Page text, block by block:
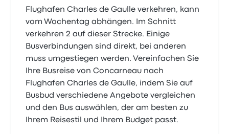
Flughafen Charles de Gaulle verkehren, kann
vom Wochentag abhängen. Im Schnitt
verkehren 2 auf dieser Strecke. Einige
Busverbindungen sind direkt, bei anderen
muss umgestiegen werden. Vereinfachen Sie
Ihre Busreise von Concarneau nach
Flughafen Charles de Gaulle, indem Sie auf
Busbud verschiedene Angebote vergleichen
und den Bus auswählen, der am besten zu
Ihrem Reisestil und Ihrem Budget passt.